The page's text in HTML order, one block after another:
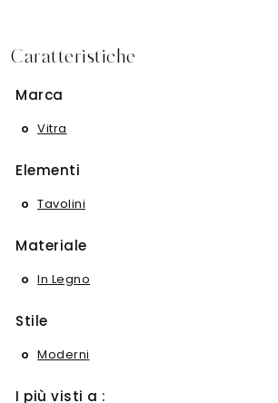
Caratteristiche
Marca
Vitra
Elementi
Tavolini
Materiale
In Legno
Stile
Moderni
I più visti a :